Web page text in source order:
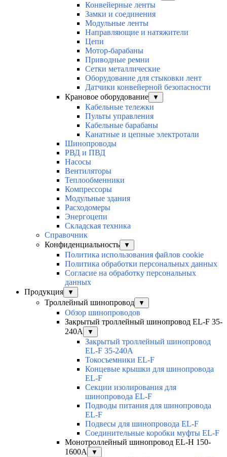
Конвейерные ленты
Замки и соединения
Модульные ленты
Направляющие и натяжители
Цепи
Мотор-барабаны
Приводные ремни
Сетки металлические
Оборудование для стыковки лент
Датчики конвейерной безопасности
Крановое оборудование
▼
Кабельные тележки
Пульты управления
Кабельные барабаны
Канатные и цепные электротали
Шинопроводы
РВД и ПВД
Насосы
Вентиляторы
Теплообменники
Компрессоры
Модульные здания
Расходомеры
Энергоцепи
Складская техника
Справочник
Конфиденциальность
▼
Политика использования файлов cookie
Политика обработки персональных данных
Согласие на обработку персональных
данных
Продукция
▼
Троллейный шинопровод ▼
Обзор шинопроводов
Закрытый троллейный шинопровод EL-F 35-
240А
▼
Закрытый троллейный шинопровод
EL-F 35-240А
Токосъемники EL-F
Концевые крышки для шинопровода
EL-F
Секции изолирования для
шинопровода EL-F
Подводы питания для шинопровода
EL-F
Подвесы для шинопровода EL-F
Соединительные коробки муфты EL-F
Монотроллейный шинопровод EL-H 150-
1600А
▼